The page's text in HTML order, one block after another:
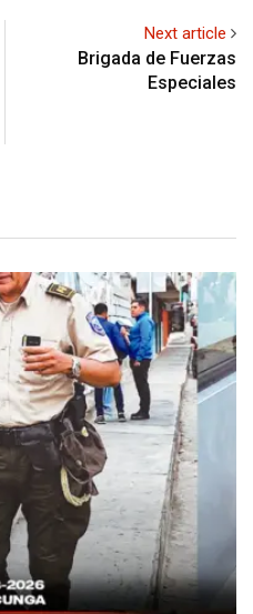
Next article
Brigada de Fuerzas
Especiales